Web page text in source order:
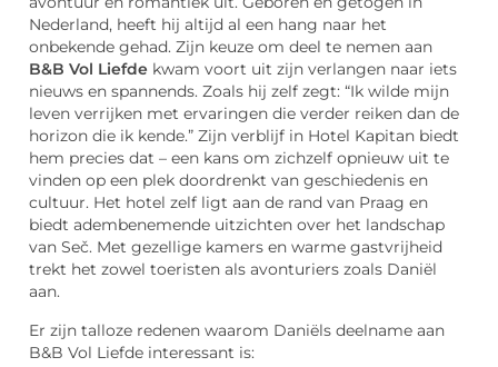
Nederland, heeft hij altijd al een hang naar het
onbekende gehad. Zijn keuze om deel te nemen aan
B&B Vol Liefde kwam voort uit zijn verlangen naar iets
nieuws en spannends. Zoals hij zelf zegt: “Ik wilde mijn
leven verrijken met ervaringen die verder reiken dan de
horizon die ik kende.” Zijn verblijf in Hotel Kapitan biedt
hem precies dat – een kans om zichzelf opnieuw uit te
vinden op een plek doordrenkt van geschiedenis en
cultuur. Het hotel zelf ligt aan de rand van Praag en
biedt adembenemende uitzichten over het landschap
van Seč. Met gezellige kamers en warme gastvrijheid
trekt het zowel toeristen als avonturiers zoals Daniël
aan.
Er zijn talloze redenen waarom Daniëls deelname aan
B&B Vol Liefde interessant is: